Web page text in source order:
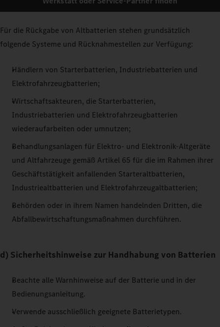
Für die Rückgabe von Altbatterien stehen grundsätzlich
folgende Systeme und Rücknahmestellen zur Verfügung:
Händlern von Starterbatterien, Industriebatterien und
Elektrofahrzeugbatterien;
Wirtschaftsakteuren, die Starterbatterien,
Industriebatterien und Elektrofahrzeugbatterien
wiederaufarbeiten oder umnutzen;
Behandlungsanlagen für Elektro- und Elektronik-Altgeräte
und Altfahrzeuge gemäß Artikel 65 für die im Rahmen ihrer
Geschäftstätigkeit anfallenden Starteraltbatterien,
Industriealtbatterien und Elektrofahrzeugaltbatterien;
Behörden oder in ihrem Namen handelnden Dritten, die
Abfallbewirtschaftungsmaßnahmen durchführen.
d) Sicherheitshinweise zur Handhabung von Batterien
Beachte alle Warnhinweise auf der Batterie und in der
Bedienungsanleitung.
Verwende ausschließlich geeignete Batterietypen.